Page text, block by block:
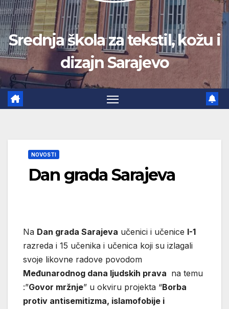
Srednja škola za tekstil, kožu i
dizajn Sarajevo
NOVOSTI
Dan grada Sarajeva
Na Dan grada Sarajeva učenici i učenice I-1
razreda i 15 učenika i učenica koji su izlagali
svoje likovne radove povodom
Međunarodnog dana ljudskih prava na temu
:”Govor mržnje” u okviru projekta “Borba
protiv antisemitizma, islamofobije i